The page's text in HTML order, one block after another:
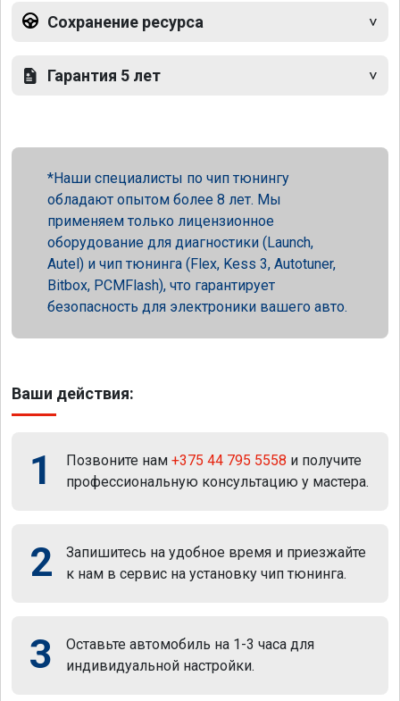
Сохранение ресурса
Гарантия 5 лет
Наши специалисты по чип тюнингу
обладают опытом более 8 лет. Мы
применяем только лицензионное
оборудование для диагностики (Launch,
Autel) и чип тюнинга (Flex, Kess 3, Autotuner,
Bitbox, PCMFlash), что гарантирует
безопасность для электроники вашего авто.
Ваши действия:
1 Позвоните нам +375 44 795 5558 и получите
профессиональную консультацию у мастера.
2
Запишитесь на удобное время и приезжайте
к нам в сервис на установку чип тюнинга.
3
Оставьте автомобиль на 1-3 часа для
индивидуальной настройки.